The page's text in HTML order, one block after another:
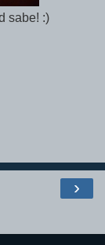
sabe! :)
›